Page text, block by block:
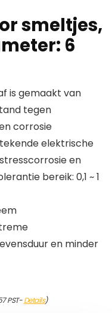
smeltjes,
6
is gemaakt van
tegen
corrosie
elektrische
en
bereik: 0,1 ~ 1
en minder
PST-Details)